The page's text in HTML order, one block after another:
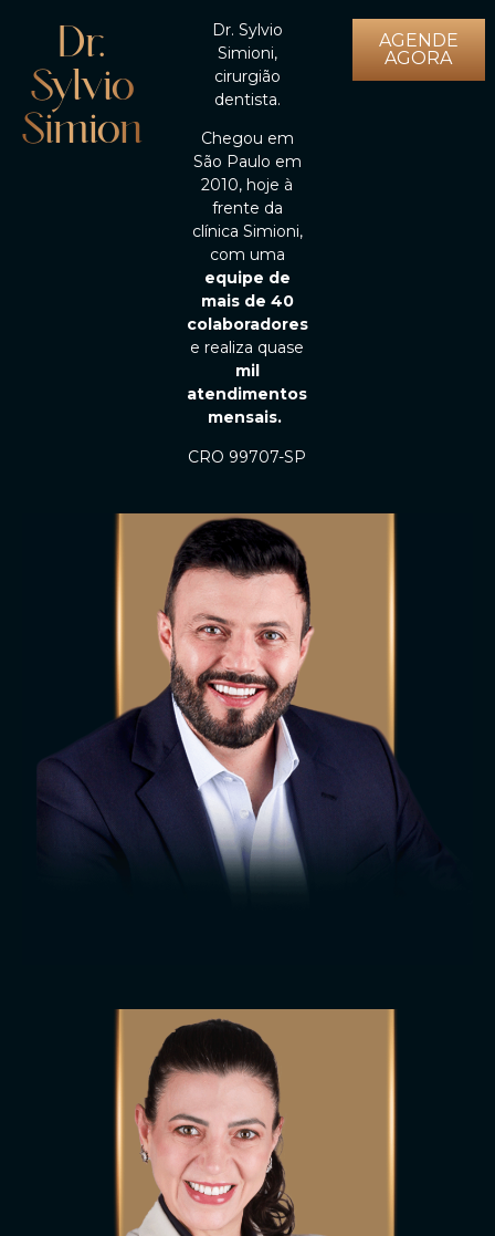
Dr.
Sylvio
Simioni
Dr. Sylvio
Simioni,
cirurgião
dentista.
Chegou em
São Paulo em
2010, hoje à
frente da
clínica Simioni,
com uma
equipe de
mais de 40
colaboradores
e realiza quase
mil
atendimentos
mensais.
CRO 99707-SP
AGENDE
AGORA